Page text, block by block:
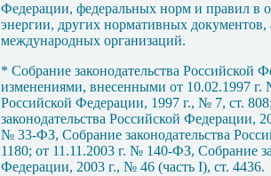
Федерации, федеральных норм и правил в
энергии, других нормативных документов,
международных организаций.
* Собрание законодательства Российской
изменениями, внесенными от 10.02.1997 г.
Российской Федерации, 1997 г., № 7, ст.
законодательства Российской Федерации,
№ 33-ФЗ, Собрание законодательства
1180; от 11.11.2003 г. № 140-ФЗ, Собрание
Федерации, 2003 г., № 46 (часть I), ст. 4436.